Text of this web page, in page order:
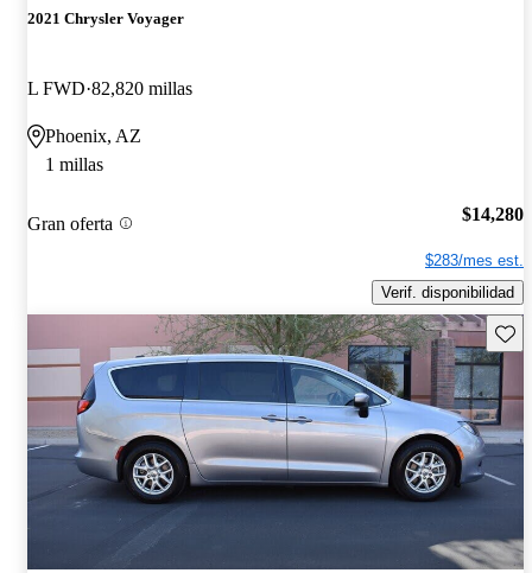
2021 Chrysler Voyager
L FWD 82,820 millas
Phoenix, AZ
1 millas
Gran oferta $14,280
$283/mes est.
Verif. disponibilidad